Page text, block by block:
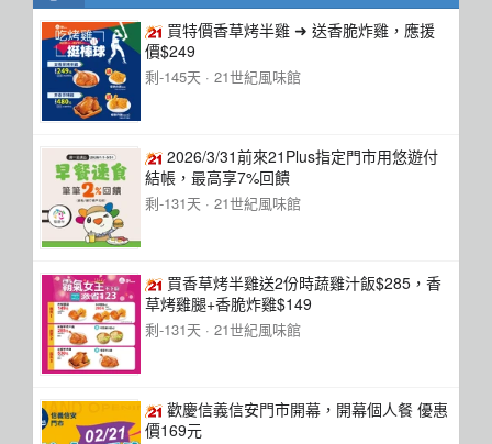
買特價香草烤半雞 ➜ 送香脆炸雞，應援
價$249
剩-145天 · 21世紀風味館
2026/3/31前來21Plus指定門市用悠遊付
結帳，最高享7%回饋
剩-131天 · 21世紀風味館
買香草烤半雞送2份時蔬雞汁飯$285，香
草烤雞腿+香脆炸雞$149
剩-131天 · 21世紀風味館
歡慶信義信安門市開幕，開幕個人餐 優惠
價169元